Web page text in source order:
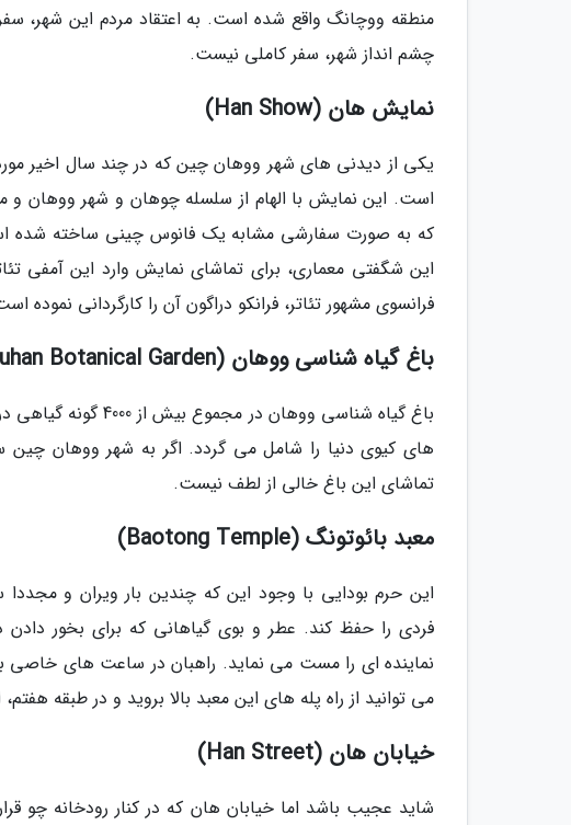
منطقه ووچانگ واقع شده است. به اعتقاد مردم این شهر،
چشم انداز شهر، سفر کاملی نیست.
نمایش هان (Han Show)
یکی از دیدنی های شهر ووهان چین که در چند سال اخیر
است. این نمایش با الهام از سلسله چوهان و شهر ووهان و
که به صورت سفارشی مشابه یک فانوس چینی ساخته شده
فرانسوی مشهور تئاتر، فرانکو دراگون آن را کارگردانی نموده
باغ گیاه شناسی ووهان (Wuhan Botanical Garden)
های کیوی دنیا را شامل می گردد. اگر به شهر ووهان چین
تماشای این باغ خالی از لطف نیست.
معبد بائوتونگ (Baotong Temple)
این حرم بودایی با وجود این که چندین بار ویران و
فردی را حفظ کند. عطر و بوی گیاهانی که برای بخور دادن
نماینده ای را مست می نماید. راهبان در ساعت های خاصی
می توانید از راه پله های این معبد بالا بروید و در طبقه
خیابان هان (Han Street)
شاید عجیب باشد اما خیابان هان که در کنار رودخانه چو